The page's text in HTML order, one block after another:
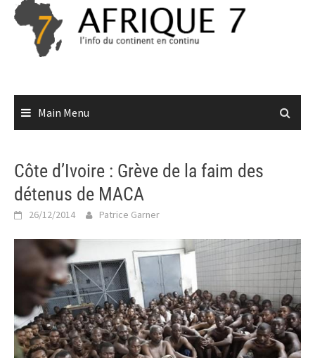
Skip
content
Main Menu
Côte d’Ivoire : Grève de la faim des
détenus de MACA
26/12/2014 Patrice Garner